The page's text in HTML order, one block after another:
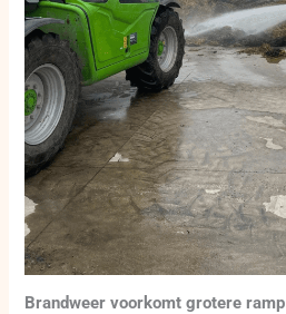
Brandweer voorkomt grotere ramp